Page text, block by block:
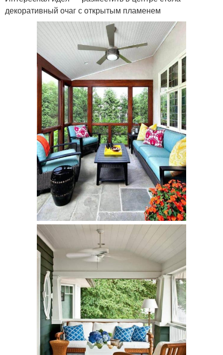
декоративный очаг с открытым пламенем